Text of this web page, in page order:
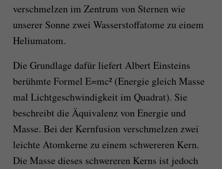
verschmelzen im Zentrum von Sternen wie
unserer Sonne zwei Wasserstoffatome zu einem
Heliumatom.
Die Grundlage dafür liefert Albert Einsteins
berühmte Formel E=mc² (Energie gleich Masse
mal Lichtgeschwindigkeit im Quadrat). Sie
beschreibt die Äquivalenz von Energie und
Masse. Bei der Kernfusion verschmelzen zwei
leichte Atomkerne zu einem schwereren Kern.
Die Masse dieses schwereren Kerns ist jedoch